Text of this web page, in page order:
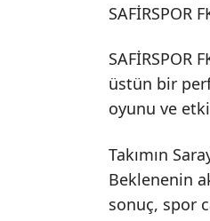
SAFİRSPOR
SAFİRSPOR
üstün bir
oyunu ve
Takımın
Beklenenin
sonuç, spor